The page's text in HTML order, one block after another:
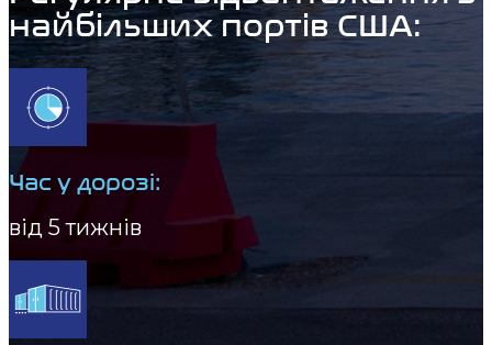
найбільших портів США:
Час у дорозі:
від 5 тижнів